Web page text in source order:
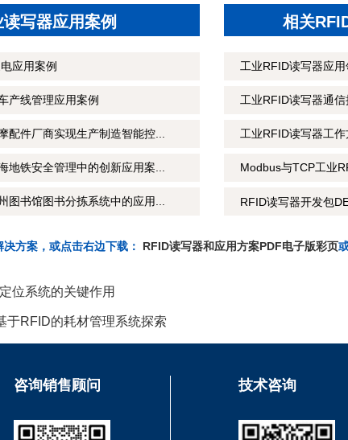
写器应用案例
应用案例
产线管理应用案例
配件厂商实现生产制造智能控...
地铁安全管理中的创新应用案...
图书馆图书分拣系统中的应用...
相关
工业RFID读写器应
工业RFID读写器通
工业RFID读写器工
Modbus与TCP工业
RFID读写器开发包
方案，或点击右边下载： RFID读写器和应用方案PDF电子版彩页
位系统的关键作用
于RFID的耗材管理系统探索
咨询销售顾问 技术咨询